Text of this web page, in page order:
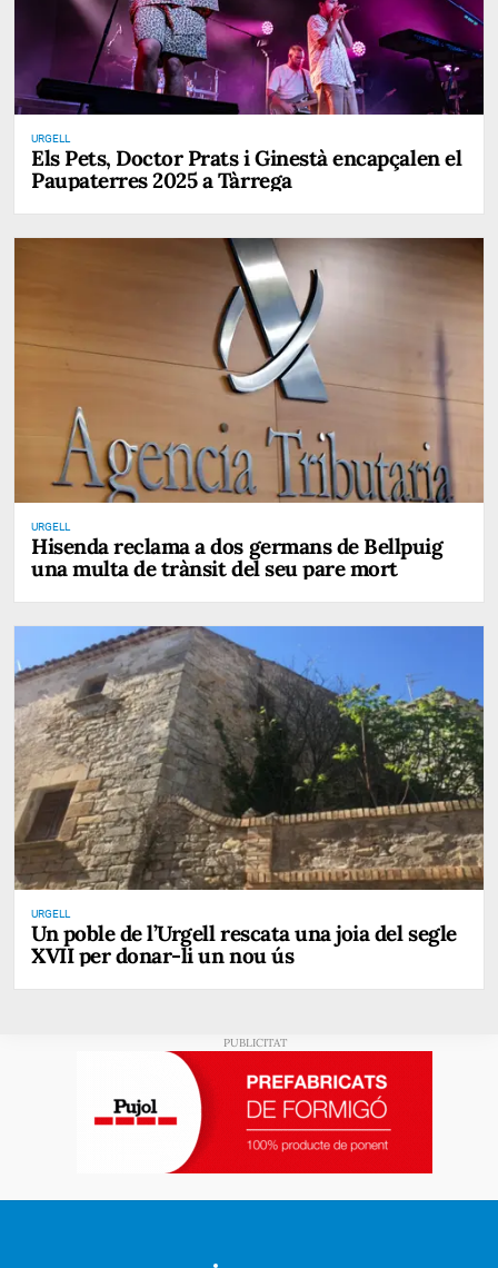
URGELL
Els Pets, Doctor Prats i Ginestà encapçalen el
Paupaterres 2025 a Tàrrega
URGELL
Hisenda reclama a dos germans de Bellpuig
una multa de trànsit del seu pare mort
URGELL
Un poble de l’Urgell rescata una joia del segle
XVII per donar-li un nou ús